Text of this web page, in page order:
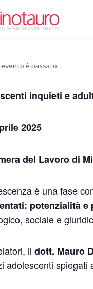
è passato.
inquieti e
2025
del Lavoro di
è una fase
potenzialità e
sociale e
il dott. Mauro
adolescenti spiegati